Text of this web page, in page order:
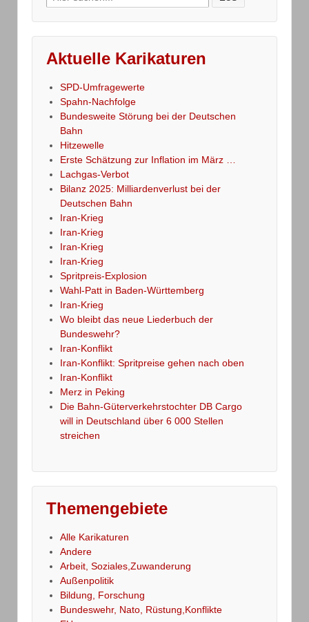
for:
Aktuelle Karikaturen
SPD-Umfragewerte
Spahn-Nachfolge
Bundesweite Störung bei der Deutschen
Bahn
Hitzewelle
Erste Schätzung zur Inflation im März …
Lachgas-Verbot
Bilanz 2025: Milliardenverlust bei der
Deutschen Bahn
Iran-Krieg
Iran-Krieg
Iran-Krieg
Iran-Krieg
Spritpreis-Explosion
Wahl-Patt in Baden-Württemberg
Iran-Krieg
Wo bleibt das neue Liederbuch der
Bundeswehr?
Iran-Konflikt
Iran-Konflikt: Spritpreise gehen nach oben
Iran-Konflikt
Merz in Peking
Die Bahn-Güterverkehrstochter DB Cargo
will in Deutschland über 6 000 Stellen
streichen
Themengebiete
Alle Karikaturen
Andere
Arbeit, Soziales,Zuwanderung
Außenpolitik
Bildung, Forschung
Bundeswehr, Nato, Rüstung,Konflikte